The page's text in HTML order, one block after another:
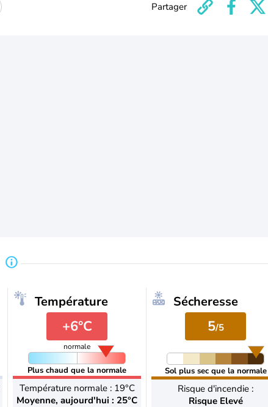
Partager
Température
+6°C
normale
Plus chaud que la normale
Température normale : 19°C
Moyenne, aujourd'hui : 25°C
Sécheresse
5/5
Sol plus sec que la normale
Risque d'incendie :
Risque Elevé